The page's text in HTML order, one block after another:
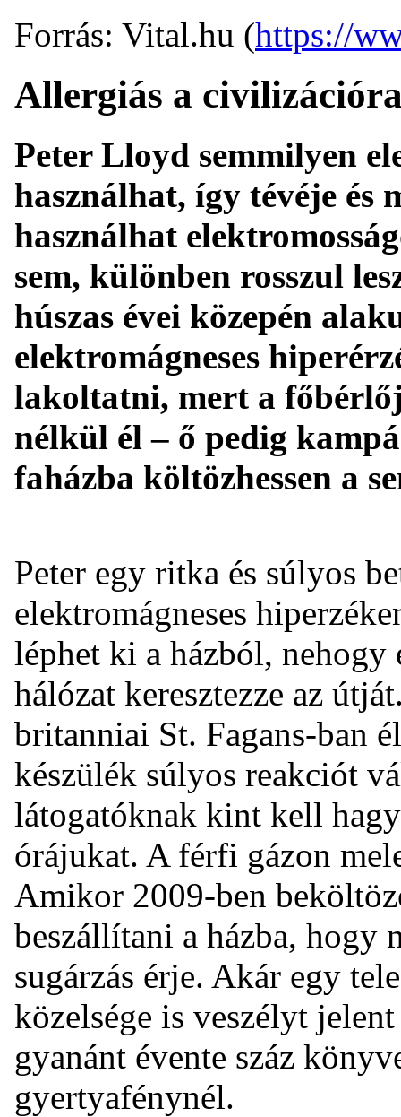
Forrás: Vital.hu (https://
Allergiás a
Peter Lloyd semmilyen
használhat, így tévéje és
használhat
sem, különben rosszul
húszas évei közepén
elektromágneses
lakoltatni, mert a
nélkül él – ő pedig
faházba költözhessen a
Peter egy ritka és súlyos
elektromágneses
léphet ki a házból,
hálózat keresztezze az
britanniai St. Fagans-ban
készülék súlyos reakciót
látogatóknak kint kell
órájukat. A férfi gázon
Amikor 2009-ben
beszállítani a házba, hogy
sugárzás érje. Akár egy
közelsége is veszélyt
gyanánt évente száz
gyertyafénynél.